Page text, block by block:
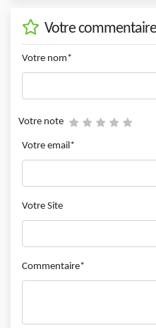
Votre commentaire
Votre nom*
Votre note
Votre email*
Votre Site
Commentaire*